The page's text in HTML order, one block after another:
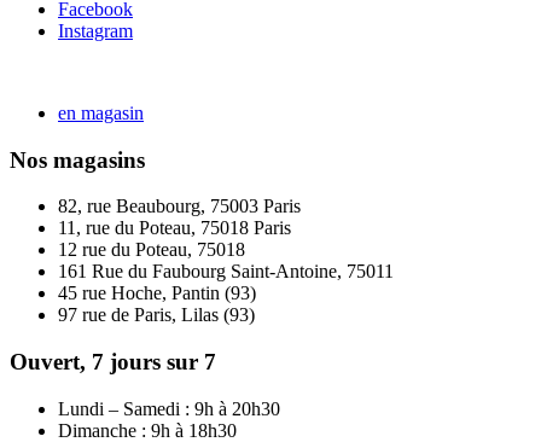
Facebook
Instagram
en magasin
Nos magasins
82, rue Beaubourg, 75003 Paris
11, rue du Poteau, 75018 Paris
12 rue du Poteau, 75018
161 Rue du Faubourg Saint-Antoine, 75011
45 rue Hoche, Pantin (93)
97 rue de Paris, Lilas (93)
Ouvert, 7 jours sur 7
Lundi – Samedi : 9h à 20h30
Dimanche : 9h à 18h30